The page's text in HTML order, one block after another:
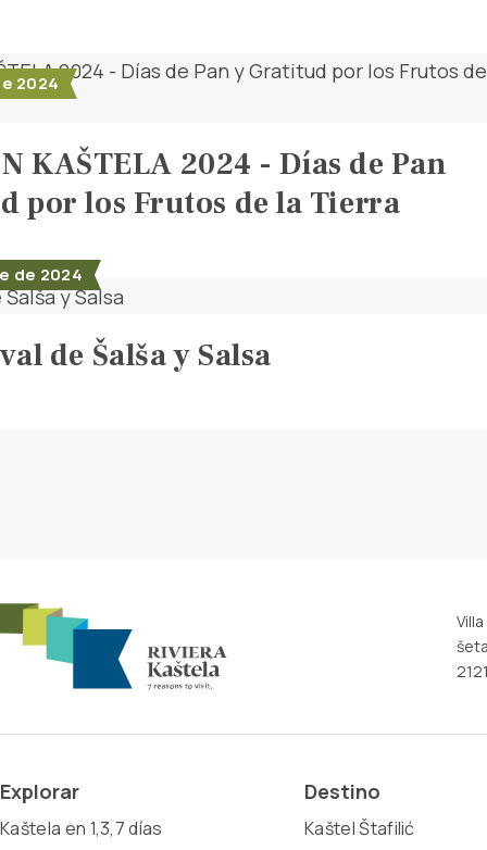
2024
KAŠTELA 2024 - Días de Pan
por los Frutos de la Tierra
de 2024
de Šalša y Salsa
Explorar
Kaštela en 1,3,7 días
Destino
Kaštel Štafilić